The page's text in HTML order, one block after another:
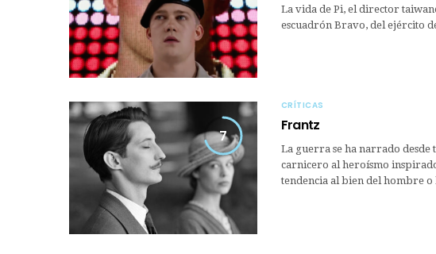
La vida de Pi, el director
escuadrón Bravo, del ejército
7
CRÍTICAS
Frantz
La guerra se ha narrado
carnicero al heroísmo
tendencia al bien del hombre o